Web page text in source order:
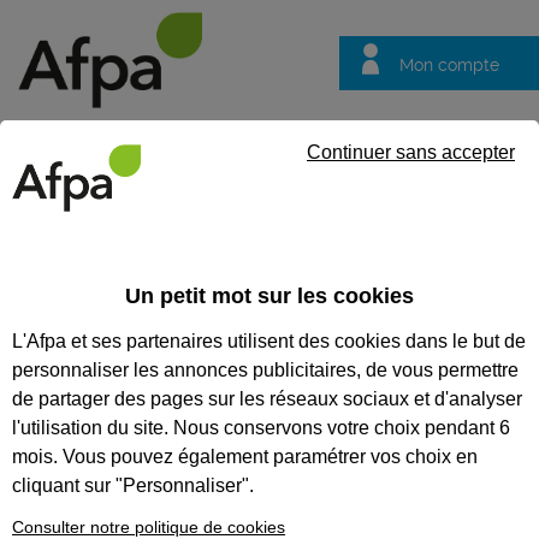
Mon compte
questions
NOS SESSIONS EN
ALTERNANCE
Nos sessionsen
alternance
Vous voulez acquérir des
compétences professionnelles
Un petit mot sur les cookies
L'Afpa et ses partenaires utilisent des cookies dans le but de
personnaliser les annonces publicitaires, de vous permettre
de partager des pages sur les réseaux sociaux et d'analyser
l'utilisation du site. Nous conservons votre choix pendant 6
mois. Vous pouvez également paramétrer vos choix en
cliquant sur "Personnaliser".
Consulter notre politique de cookies
Continuer sans accepter